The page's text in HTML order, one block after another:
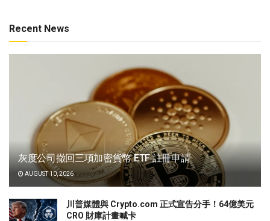
Recent News
灰度公司撤回三項加密貨幣 ETF 註冊申請
AUGUST 10, 2026
川普媒體與 Crypto.com 正式宣告分手！64億美元
CRO 財庫計畫喊卡